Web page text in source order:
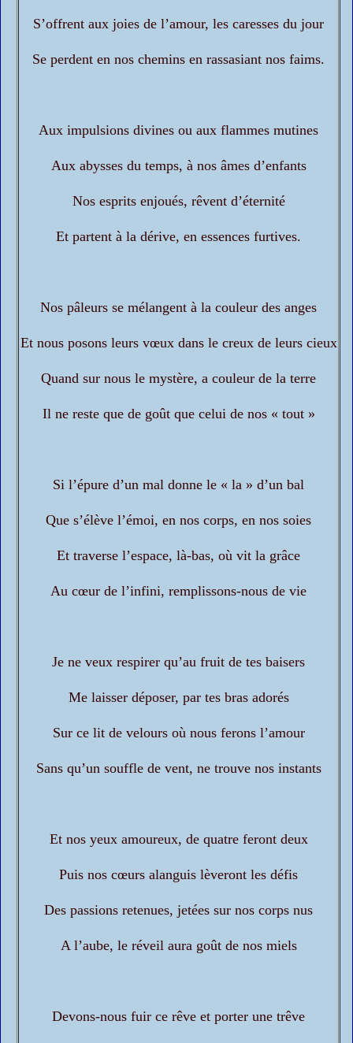
S’offrent aux joies de l’amour, les caresses du jour
Se perdent en nos chemins en rassasiant nos faims.
Aux impulsions divines ou aux flammes mutines
Aux abysses du temps, à nos âmes d’enfants
Nos esprits enjoués, rêvent d’éternité
Et partent à la dérive, en essences furtives.
Nos pâleurs se mélangent à la couleur des anges
Et nous posons leurs vœux dans le creux de leurs cieux
Quand sur nous le mystère, a couleur de la terre
Il ne reste que de goût que celui de nos « tout »
Si l’épure d’un mal donne le « la » d’un bal
Que s’élève l’émoi, en nos corps, en nos soies
Et traverse l’espace, là-bas, où vit la grâce
Au cœur de l’infini, remplissons-nous de vie
Je ne veux respirer qu’au fruit de tes baisers
Me laisser déposer, par tes bras adorés
Sur ce lit de velours où nous ferons l’amour
Sans qu’un souffle de vent, ne trouve nos instants
Et nos yeux amoureux, de quatre feront deux
Puis nos cœurs alanguis lèveront les défis
Des passions retenues, jetées sur nos corps nus
A l’aube, le réveil aura goût de nos miels
Devons-nous fuir ce rêve et porter une trêve